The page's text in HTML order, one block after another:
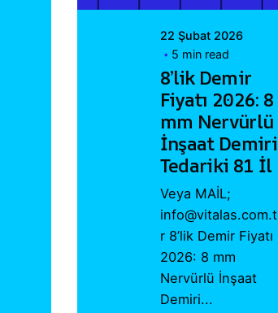
22 Şubat 2026
5 min read
8’lik Demir
Fiyatı 2026: 8
mm Nervürlü
İnşaat Demiri
Tedariki 81 İl
Veya MAİL;
info@vitalas.com.t
r 8’lik Demir Fiyatı
2026: 8 mm
Nervürlü İnşaat
Demiri...